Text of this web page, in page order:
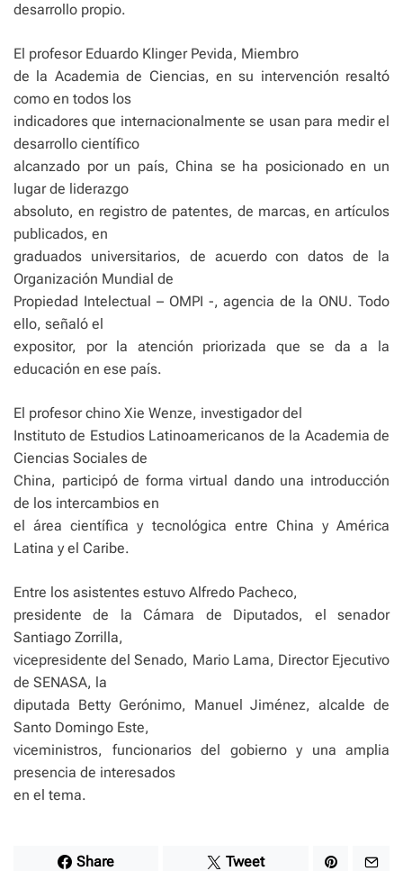
desarrollo propio.
El profesor Eduardo Klinger Pevida, Miembro
de la Academia de Ciencias, en su intervención resaltó
como en todos los
indicadores que internacionalmente se usan para medir el
desarrollo científico
alcanzado por un país, China se ha posicionado en un
lugar de liderazgo
absoluto, en registro de patentes, de marcas, en artículos
publicados, en
graduados universitarios, de acuerdo con datos de la
Organización Mundial de
Propiedad Intelectual – OMPI -, agencia de la ONU. Todo
ello, señaló el
expositor, por la atención priorizada que se da a la
educación en ese país.
El profesor chino Xie Wenze, investigador del
Instituto de Estudios Latinoamericanos de la Academia de
Ciencias Sociales de
China, participó de forma virtual dando una introducción
de los intercambios en
el área científica y tecnológica entre China y América
Latina y el Caribe.
Entre los asistentes estuvo Alfredo Pacheco,
presidente de la Cámara de Diputados, el senador
Santiago Zorrilla,
vicepresidente del Senado, Mario Lama, Director Ejecutivo
de SENASA, la
diputada Betty Gerónimo, Manuel Jiménez, alcalde de
Santo Domingo Este,
viceministros, funcionarios del gobierno y una amplia
presencia de interesados
en el tema.
Share Tweet